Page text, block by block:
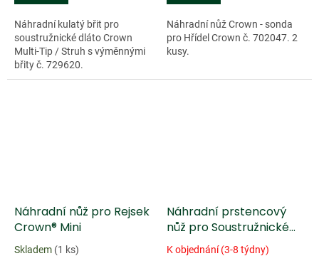
Náhradní kulatý břit pro
soustružnické dláto Crown
Multi-Tip / Struh s výměnnými
břity č. 729620.
Náhradní nůž Crown - sonda
pro Hřídel Crown č. 702047. 2
kusy.
Náhradní nůž pro Rejsek
Crown® Mini
Skladem (1 ks)
Náhradní prstencový
nůž pro Soustružnické
dláto Brother System 2
K objednání (3-8 týdny)